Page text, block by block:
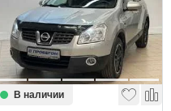
В наличии